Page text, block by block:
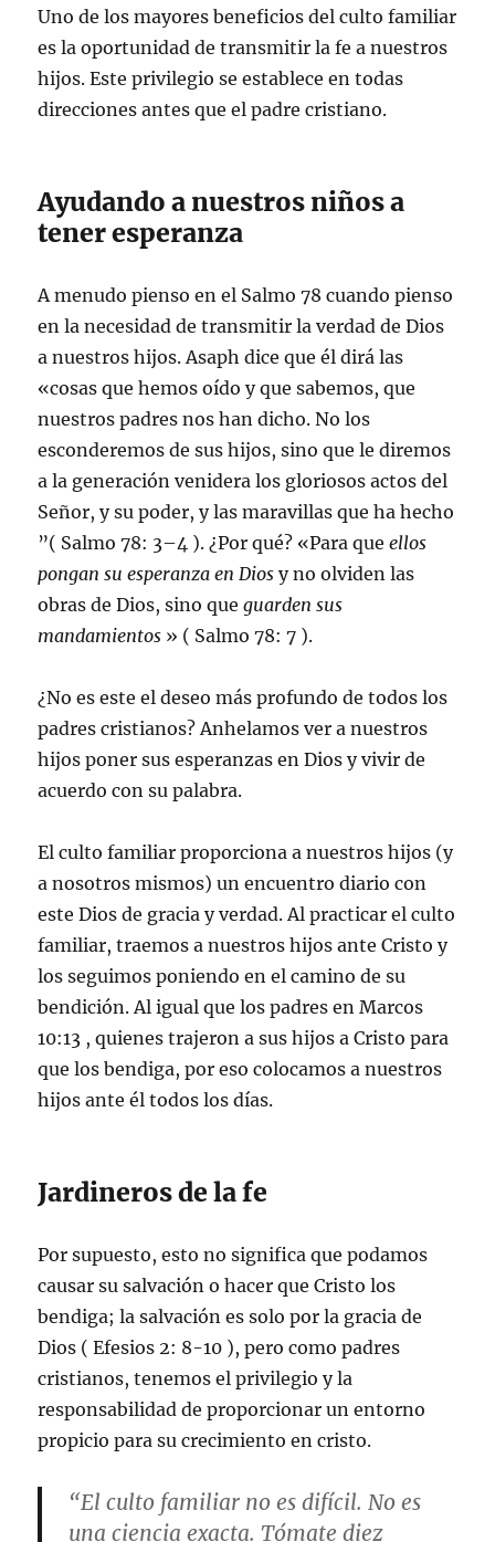
Uno de los mayores beneficios del culto familiar
es la oportunidad de transmitir la fe a nuestros
hijos. Este privilegio se establece en todas
direcciones antes que el padre cristiano.
Ayudando a nuestros niños a
tener esperanza
A menudo pienso en el Salmo 78cuando pienso
en la necesidad de transmitir la verdad de Dios
a nuestros hijos. Asaph dice que él dirá las
«cosas que hemos oído y que sabemos, que
nuestros padres nos han dicho. No los
esconderemos de sus hijos, sino que le diremos
a la generación venidera los gloriosos actos del
Señor, y su poder, y las maravillas que ha hecho
”( Salmo 78: 3–4 ). ¿Por qué? «Para queellos
pongan su esperanza en Dios y no olviden las
obras de Dios, sino queguarden sus
mandamientos » ( Salmo 78: 7 ).
¿No es este el deseo más profundo de todos los
padres cristianos? Anhelamos ver a nuestros
hijos poner sus esperanzas en Dios y vivir de
acuerdo con su palabra.
El culto familiar proporciona a nuestros hijos (y
a nosotros mismos) un encuentro diario con
este Dios de gracia y verdad. Al practicar el culto
familiar, traemos a nuestros hijos ante Cristo y
los seguimos poniendo en el camino de su
bendición. Al igual que los padres enMarcos
10:13 , quienes trajeron a sus hijos a Cristo para
que los bendiga, por eso colocamos a nuestros
hijos ante él todos los días.
Jardineros de la fe
Por supuesto, esto no significa que podamos
causar su salvación o hacer que Cristo los
bendiga; la salvación es solo por la gracia de
Dios (Efesios 2: 8-10 ), pero como padres
cristianos, tenemos el privilegio y la
responsabilidad de proporcionar un entorno
propicio para su crecimiento en cristo.
“El culto familiar no es difícil. No es
una ciencia exacta. Tómate diez